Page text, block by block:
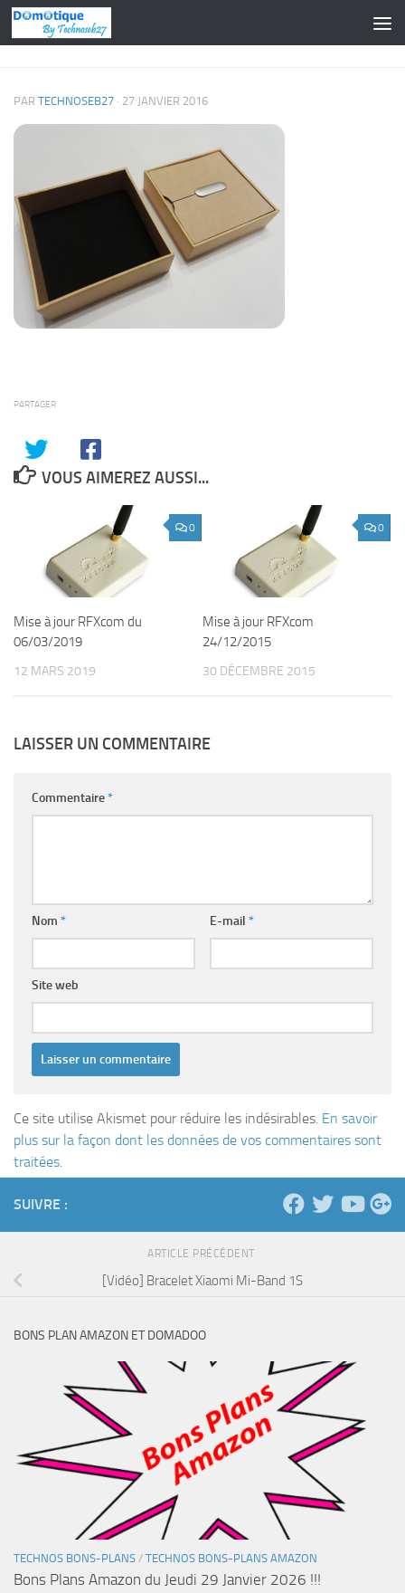
Skip to content
PAR TECHNOSEB27 · 27 JANVIER 2016
PARTAGER
VOUS AIMEREZ AUSSI...
0
Mise à jour RFXcom du
06/03/2019
12 MARS 2019
0
Mise à jour RFXcom
24/12/2015
30 DÉCEMBRE 2015
LAISSER UN COMMENTAIRE
Commentaire*
Nom * E-mail *
Site web
Ce site utilise Akismet pour réduire les indésirables. En savoir
plus sur la façon dont les données de vos commentaires sont
traitées.
SUIVRE :
ARTICLE PRÉCÉDENT
[Vidéo] Bracelet Xiaomi Mi-Band 1S
BONS PLAN AMAZON ET DOMADOO
TECHNOS BONS-PLANS / TECHNOS BONS-PLANS AMAZON
Bons Plans Amazon du Jeudi 29 Janvier 2026 !!!